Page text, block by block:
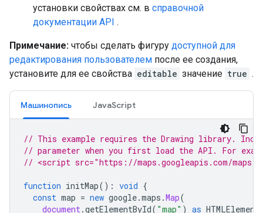
установки свойствах см. в справочной
документации API .
Примечание: чтобы сделать фигуру доступной для
редактирования пользователем после ее создания,
установите для ее свойства editable значение true .
Машинопись JavaScript
// This example requires the Drawing library.
// parameter when you first load the API. For
// <script src="https://maps.googleapis.com/maps/
function initMap() : void {
const map = new google.maps .Map(
document.getElementById( "map" ) as HTMLElement